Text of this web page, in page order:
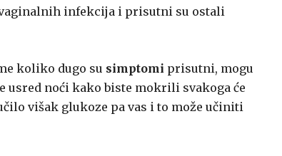
infekcija i prisutni su ostali
koliko dugo su simptomi prisutni, mogu
usred noći kako biste mokrili svakoga će
višak glukoze pa vas i to može učiniti